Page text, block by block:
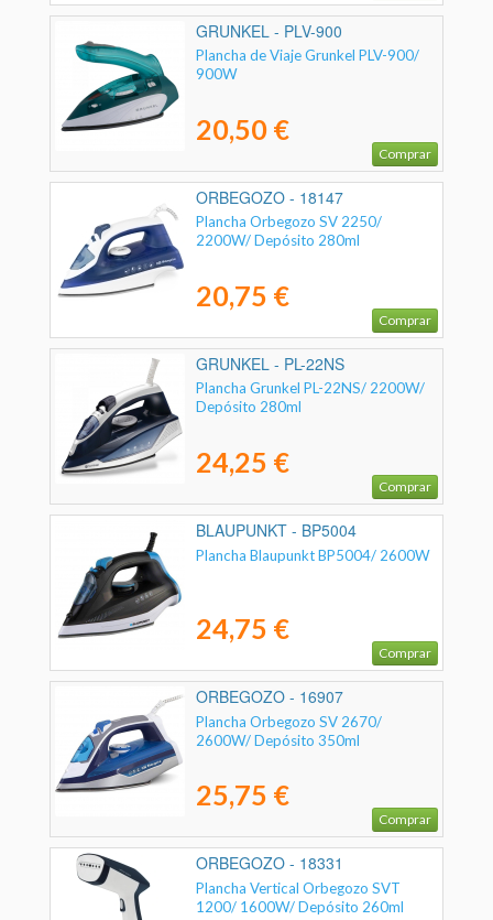
GRUNKEL - PLV-900
Plancha de Viaje Grunkel PLV-900/
900W
20,50 €
Comprar
ORBEGOZO - 18147
Plancha Orbegozo SV 2250/
2200W/ Depósito 280ml
20,75 €
Comprar
GRUNKEL - PL-22NS
Plancha Grunkel PL-22NS/ 2200W/
Depósito 280ml
24,25 €
Comprar
BLAUPUNKT - BP5004
Plancha Blaupunkt BP5004/ 2600W
24,75 €
Comprar
ORBEGOZO - 16907
Plancha Orbegozo SV 2670/
2600W/ Depósito 350ml
25,75 €
Comprar
ORBEGOZO - 18331
Plancha Vertical Orbegozo SVT
1200/ 1600W/ Depósito 260ml